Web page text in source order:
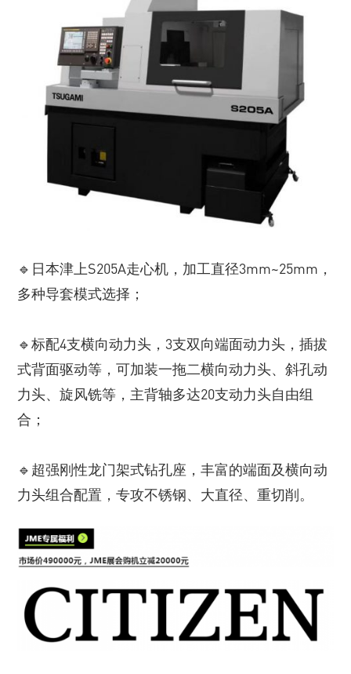
🔹日本津上S205A走心机，加工直径3mm~25mm，
多种导套模式选择；
🔹标配4支横向动力头，3支双向端面动力头，插拔
式背面驱动等，可加装一拖二横向动力头、斜孔动
力头、旋风铣等，主背轴多达20支动力头自由组
合；
🔹超强刚性龙门架式钻孔座，丰富的端面及横向动
力头组合配置，专攻不锈钢、大直径、重切削。